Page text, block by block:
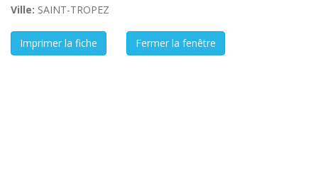
Ville: SAINT-TROPEZ